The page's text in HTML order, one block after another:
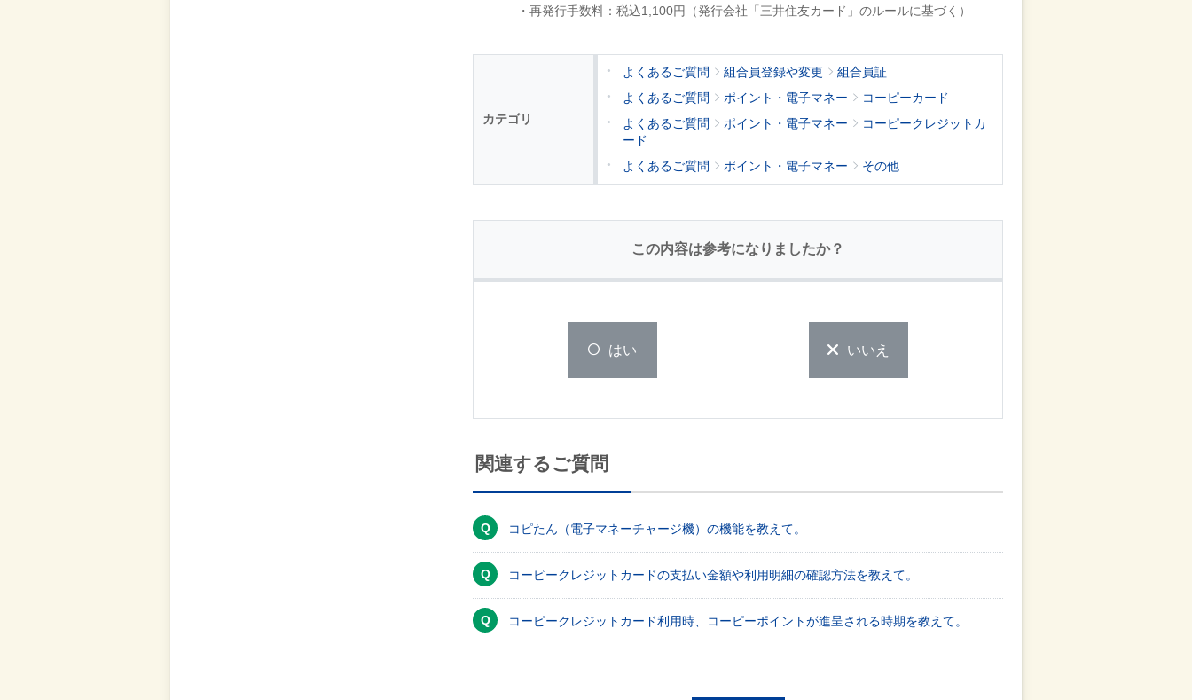
・再発行手数料：税込1,100円（発行会社「三井住友カード」のルールに基づく）
カテゴリ
よくあるご質問 組合員登録や変更
組合員証
よくあるご質問
ポイント・電子マネー
コーピーカード
よくあるご質問
ポイント・電子マネー
コーピークレジットカ
ード
よくあるご質問
ポイント・電子マネー その他
この内容は参考になりましたか？
はい いいえ
関連するご質問
コピたん（電子マネーチャージ機）の機能を教えて。
コーピークレジットカードの支払い金額や利用明細の確認方法を教えて。
コーピークレジットカード利用時、コーピーポイントが進呈される時期を教えて。